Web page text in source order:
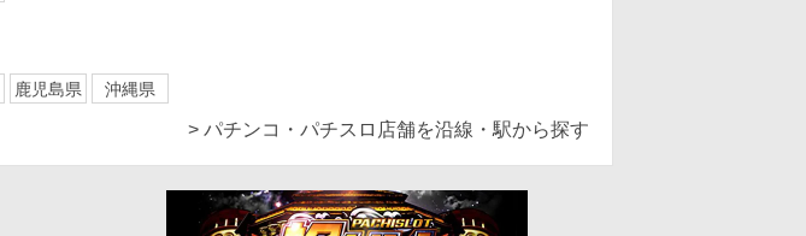
鹿児島県 沖縄県
> パチンコ・パチスロ店舗を沿線・駅から探す